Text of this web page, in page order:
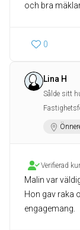
och bra
0
Lina H
Sålde sitt
Verifierad
Malin var
Hon gav raka
engagemang.